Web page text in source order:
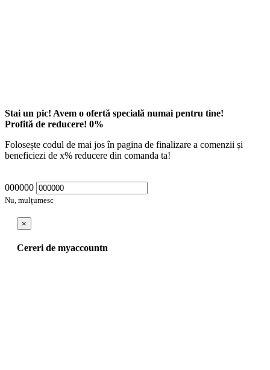
Stai un pic! Avem o ofertă specială numai pentru tine!
Profită de reducere! 0%
Folosește codul de mai jos în pagina de finalizare a comenzii și
beneficiezi de x% reducere din comanda ta!
000000
Nu, mulțumesc
×
Cereri de myaccountn